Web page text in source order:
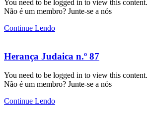
You need to be logged in to view this
Não é um membro? Junte-se a nós
Continue Lendo
Herança Judaica n.º 87
You need to be logged in to view this
Não é um membro? Junte-se a nós
Continue Lendo